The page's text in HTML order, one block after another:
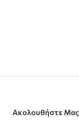
Ακολουθήστε Μας